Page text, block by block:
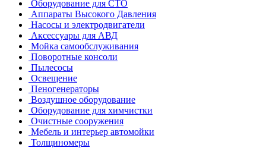
Оборудование для СТО
Аппараты Высокого Давления
Насосы и электродвигатели
Аксессуары для АВД
Мойка самообслуживания
Поворотные консоли
Пылесосы
Освещение
Пеногенераторы
Воздушное оборудование
Оборудование для химчистки
Очистные сооружения
Мебель и интерьер автомойки
Толщиномеры